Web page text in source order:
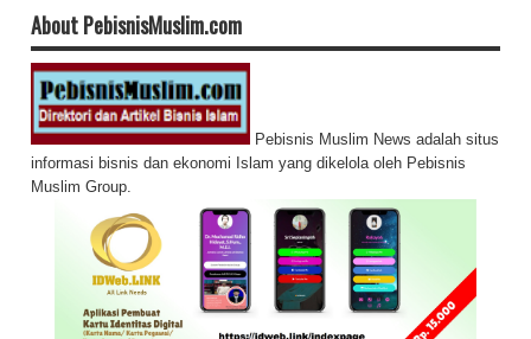
About PebisnisMuslim.com
Pebisnis Muslim News adalah situs
informasi bisnis dan ekonomi Islam yang dikelola oleh Pebisnis
Muslim Group.